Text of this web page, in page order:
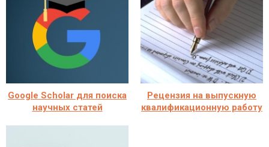
Google Scholar для поиска
научных статей
Рецензия на выпускную
квалификационную работу